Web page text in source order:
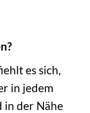
es sich,
in jedem
in der Nähe